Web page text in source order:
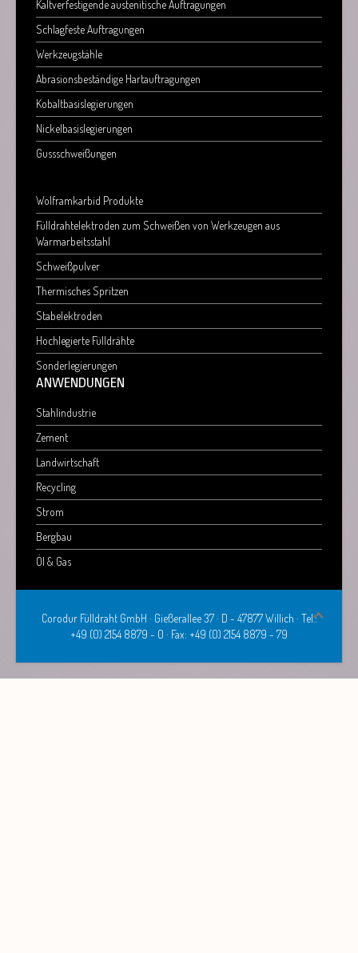
Kaltverfestigende austenitische Auftragungen
Schlagfeste Auftragungen
Werkzeugstähle
Abrasionsbeständige Hartauftragungen
Kobaltbasislegierungen
Nickelbasislegierungen
Gussschweißungen
Wolframkarbid Produkte
Fülldrahtelektroden zum Schweißen von Werkzeugen aus
Warmarbeitsstahl
Schweißpulver
Thermisches Spritzen
Stabelektroden
Hochlegierte Fülldrähte
Sonderlegierungen
ANWENDUNGEN
Stahlindustrie
Zement
Landwirtschaft
Recycling
Strom
Bergbau
Öl & Gas
Corodur Fülldraht GmbH · Gießerallee 37 · D - 47877 Willich · Tel.:
+49 (0) 2154 8879 - 0 · Fax: +49 (0) 2154 8879 - 79